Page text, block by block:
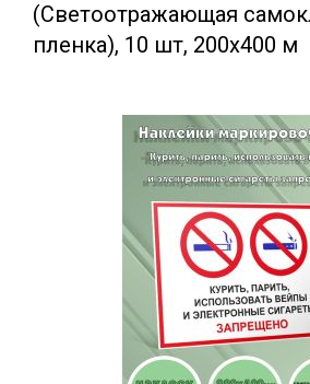
(Светоотражающая
плeнка), 10 шт, 200x400 м